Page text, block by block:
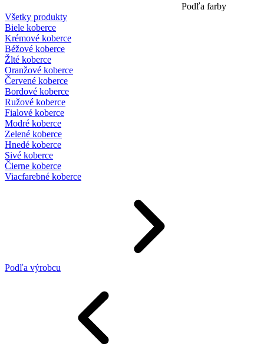
Podľa farby
Všetky produkty
Biele koberce
Krémové koberce
Béžové koberce
Žlté koberce
Oranžové koberce
Červené koberce
Bordové koberce
Ružové koberce
Fialové koberce
Modré koberce
Zelené koberce
Hnedé koberce
Sivé koberce
Čierne koberce
Viacfarebné koberce
Podľa výrobcu